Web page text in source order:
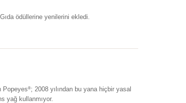
ödüllerine yenilerini ekledi.
Popeyes®; 2008 yılından bu yana hiçbir yasal
yağ kullanmıyor.